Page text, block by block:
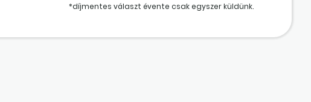
*díjmentes választ évente csak egyszer küldünk.